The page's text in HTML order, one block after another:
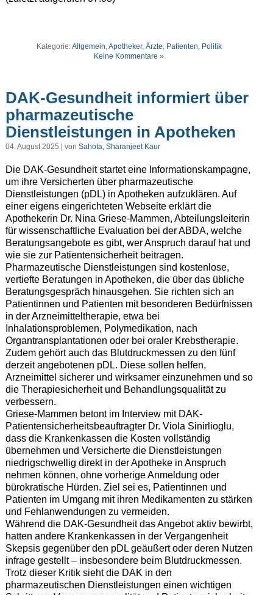
Kategorie:Allgemein,Apotheker, Ärzte, Patienten, Politik
Keine Kommentare »
DAK-Gesundheit informiert über
pharmazeutische
Dienstleistungen in Apotheken
04. August 2025 | von Sahota, Sharanjeet Kaur
Die DAK-Gesundheit startet eine Informationskampagne,
um ihre Versicherten über pharmazeutische
Dienstleistungen (pDL) in Apotheken aufzuklären. Auf
einer eigens eingerichteten Webseite erklärt die
Apothekerin Dr. Nina Griese-Mammen, Abteilungsleiterin
für wissenschaftliche Evaluation bei der ABDA, welche
Beratungsangebote es gibt, wer Anspruch darauf hat und
wie sie zur Patientensicherheit beitragen.
Pharmazeutische Dienstleistungen sind kostenlose,
vertiefte Beratungen in Apotheken, die über das übliche
Beratungsgespräch hinausgehen. Sie richten sich an
Patientinnen und Patienten mit besonderen Bedürfnissen
in der Arzneimitteltherapie, etwa bei
Inhalationsproblemen, Polymedikation, nach
Organtransplantationen oder bei oraler Krebstherapie.
Zudem gehört auch das Blutdruckmessen zu den fünf
derzeit angebotenen pDL. Diese sollen helfen,
Arzneimittel sicherer und wirksamer einzunehmen und so
die Therapiesicherheit und Behandlungsqualität zu
verbessern.
Griese-Mammen betont im Interview mit DAK-
Patientensicherheitsbeauftragter Dr. Viola Sinirlioglu,
dass die Krankenkassen die Kosten vollständig
übernehmen und Versicherte die Dienstleistungen
niedrigschwellig direkt in der Apotheke in Anspruch
nehmen können, ohne vorherige Anmeldung oder
bürokratische Hürden. Ziel sei es, Patientinnen und
Patienten im Umgang mit ihren Medikamenten zu stärken
und Fehlanwendungen zu vermeiden.
Während die DAK-Gesundheit das Angebot aktiv bewirbt,
hatten andere Krankenkassen in der Vergangenheit
Skepsis gegenüber den pDL geäußert oder deren Nutzen
infrage gestellt – insbesondere beim Blutdruckmessen.
Trotz dieser Kritik sieht die DAK in den
pharmazeutischen Dienstleistungen einen wichtigen